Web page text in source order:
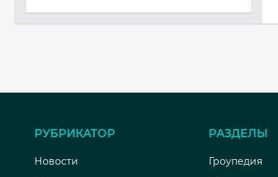
РУБРИКАТОР
Новости
РАЗДЕЛЫ
Гроупедия